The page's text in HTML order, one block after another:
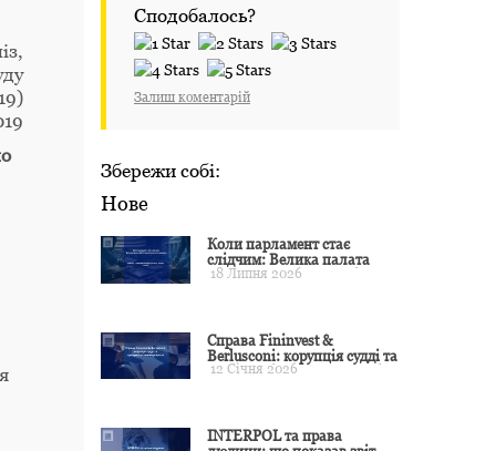
Сподобалось?
Залиш коментарій
Збережи собі:
Нове
Коли парламент стає
слідчим: Велика палата
ЄСПЛ окреслила межі
18 Липня 2026
Справа Fininvest &
Berlusconi: корупція судді та
презумпція невинуватості
12 Січня 2026
INTERPOL та права